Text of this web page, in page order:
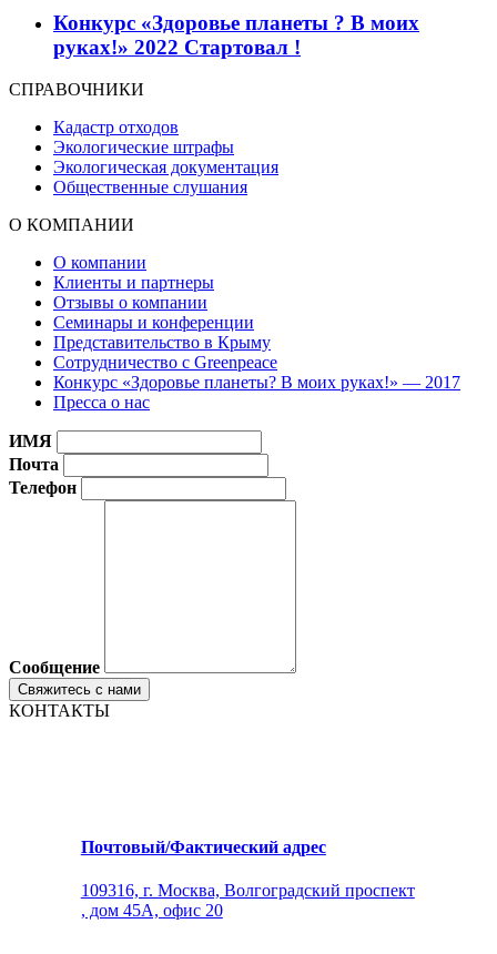
Конкурс «Здоровье планеты ? В моих
руках!» 2022 Стартовал !
СПРАВОЧНИКИ
Кадастр отходов
Экологические штрафы
Экологическая документация
Общественные слушания
О КОМПАНИИ
О компании
Клиенты и партнеры
Отзывы о компании
Семинары и конференции
Представительство в Крыму
Сотрудничество с Greenpeace
Конкурс «Здоровье планеты? В моих руках!» — 2017
Пресса о нас
ИМЯ
Почта
Телефон
Сообщение
КОНТАКТЫ
Почтовый/Фактический адрес
109316, г. Москва, Волгоградский проспект
, дом 45А, офис 20